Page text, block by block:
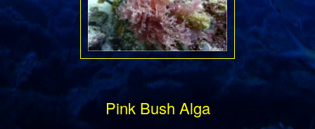
Pink Bush Alga